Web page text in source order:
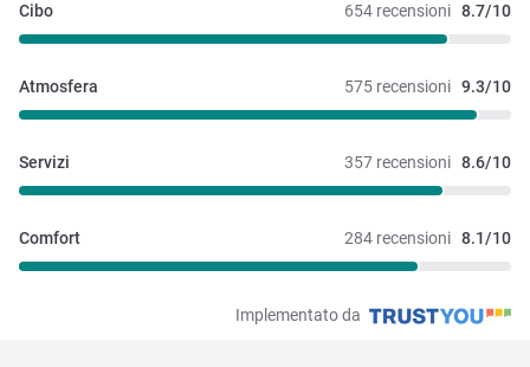
654 recensioni 8.7/10
Cibo
575 recensioni 9.3/10
Atmosfera
357 recensioni 8.6/10
Servizi
284 recensioni 8.1/10
Comfort
Implementato da